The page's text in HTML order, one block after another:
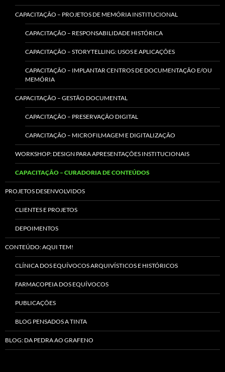
CAPACITAÇÃO – PROJETOS DE MEMÓRIA INSTITUCIONAL
CAPACITAÇÃO – RESPONSABILIDADE HISTÓRICA
CAPACITAÇÃO – STORYTELLING: USOS E APLICAÇÕES
CAPACITAÇÃO – IMPLANTAR CENTROS DE DOCUMENTAÇÃO E/OU
MEMÓRIA
CAPACITAÇÃO – GESTÃO DOCUMENTAL
CAPACITAÇÃO – PRESERVAÇÃO DIGITAL
CAPACITAÇÃO – MICROFILMAGEM E DIGITALIZAÇÃO
WORKSHOP: DESIGN PARA APRESENTAÇÕES INSTITUCIONAIS
CAPACITAÇÃO – CURADORIA DE CONTEÚDOS
PROJETOS DESENVOLVIDOS
CLIENTES E PROJETOS
DEPOIMENTOS
CONTEÚDO: AQUI TEM!
CLÍNICA DOS EQUÍVOCOS ARQUIVÍSTICOS E HISTÓRICOS
FARMACOPEIA DOS EQUÍVOCOS
PUBLICAÇÕES
BLOG PENSADOS A TINTA
BLOG: DA PEDRA AO GRAFENO